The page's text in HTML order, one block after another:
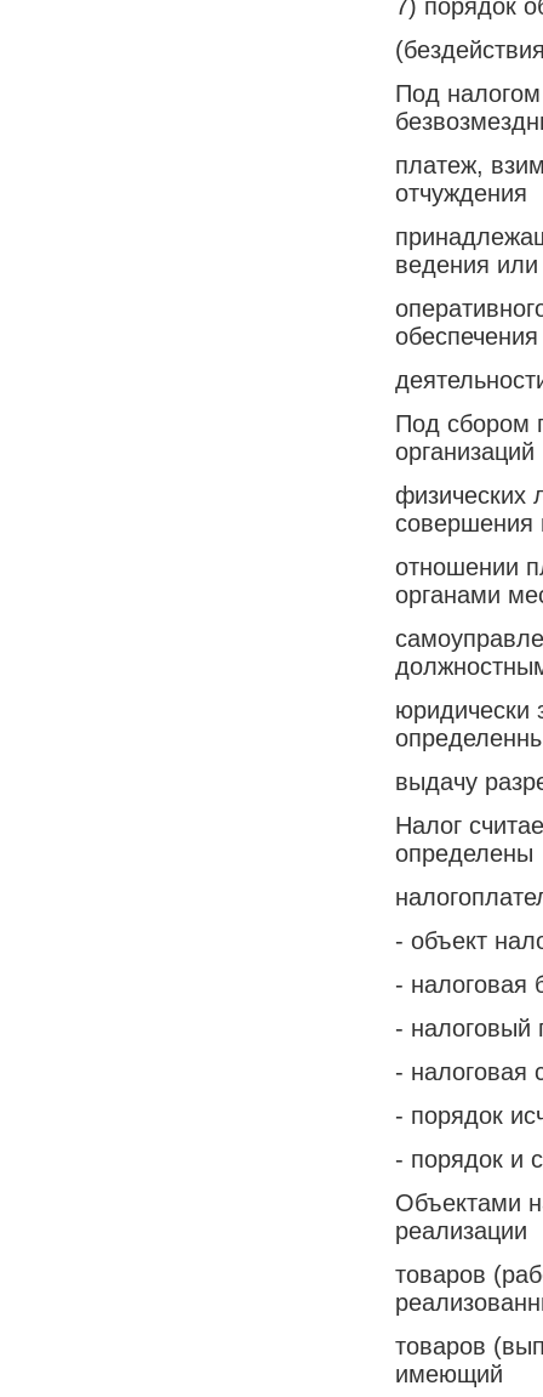
7) порядок
Под
платеж,
отчуждения
ведения или
обеспечения
Под сбором
организаций
физических
совершения
отношении
органами
юридически
выдачу
Налог
определены
- объект
- налоговая
- налоговый
- налоговая
- порядок
- порядок и
Объектами
реализации
товаров
товаров
имеющий